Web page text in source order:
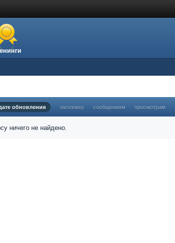
обновления заголовку сообщениям просмотрам
ничего не найдено.